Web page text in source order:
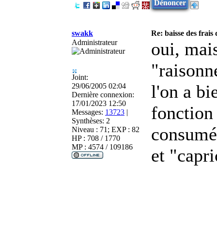
Dénoncer
swakk
Re: baisse des
Administrateur
Joint:
29/06/2005 02:04
Dernière connexion:
17/01/2023 12:50
Messages: 13723 |
Synthèses: 2
Niveau : 71; EXP : 82
HP : 708 / 1770
MP : 4574 / 109186
oui,
l'on a
fonction
et